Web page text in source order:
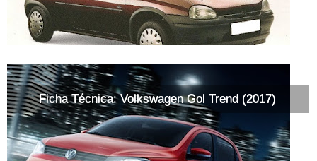
Ficha Técnica: Volkswagen Gol Trend (2017)